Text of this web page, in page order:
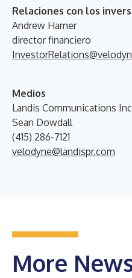
Relaciones con los
Andrew Hamer
director financiero
Medios
Landis Communications
Sean Dowdall
(415) 286-7121
velodyne@landispr.com
More